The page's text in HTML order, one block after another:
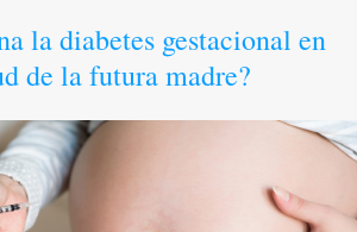
la diabetes gestacional en
de la futura madre?